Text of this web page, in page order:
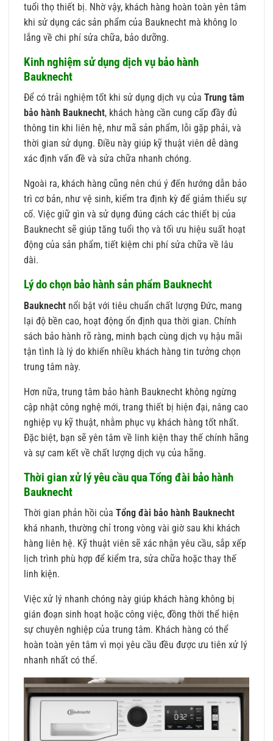
tuổi thọ thiết bị. Nhờ vậy, khách hàng hoàn toàn yên tâm
khi sử dụng các sản phẩm của Bauknecht mà không lo
lắng về chi phí sửa chữa, bảo dưỡng.
Kinh nghiệm sử dụng dịch vụ bảo hành
Bauknecht
Để có trải nghiệm tốt khi sử dụng dịch vụ của Trung tâm
bảo hành Bauknecht, khách hàng cần cung cấp đầy đủ
thông tin khi liên hệ, như mã sản phẩm, lỗi gặp phải, và
thời gian sử dụng. Điều này giúp kỹ thuật viên dễ dàng
xác định vấn đề và sửa chữa nhanh chóng.
Ngoài ra, khách hàng cũng nên chú ý đến hướng dẫn bảo
trì cơ bản, như vệ sinh, kiểm tra định kỳ để giảm thiểu sự
cố. Việc giữ gìn và sử dụng đúng cách các thiết bị của
Bauknecht sẽ giúp tăng tuổi thọ và tối ưu hiệu suất hoạt
động của sản phẩm, tiết kiệm chi phí sửa chữa về lâu
dài.
Lý do chọn bảo hành sản phẩm Bauknecht
Bauknecht nổi bật với tiêu chuẩn chất lượng Đức, mang
lại độ bền cao, hoạt động ổn định qua thời gian. Chính
sách bảo hành rõ ràng, minh bạch cùng dịch vụ hậu mãi
tận tình là lý do khiến nhiều khách hàng tin tưởng chọn
trung tâm này.
Hơn nữa, trung tâm bảo hành Bauknecht không ngừng
cập nhật công nghệ mới, trang thiết bị hiện đại, nâng cao
nghiệp vụ kỹ thuật, nhằm phục vụ khách hàng tốt nhất.
Đặc biệt, bạn sẽ yên tâm về linh kiện thay thế chính hãng
và sự cam kết về chất lượng dịch vụ của hãng.
Thời gian xử lý yêu cầu qua Tổng đài bảo hành
Bauknecht
Thời gian phản hồi của Tổng đài bảo hành Bauknecht
khá nhanh, thường chỉ trong vòng vài giờ sau khi khách
hàng liên hệ. Kỹ thuật viên sẽ xác nhận yêu cầu, sắp xếp
lịch trình phù hợp để kiểm tra, sửa chữa hoặc thay thế
linh kiện.
Việc xử lý nhanh chóng này giúp khách hàng không bị
gián đoạn sinh hoạt hoặc công việc, đồng thời thể hiện
sự chuyên nghiệp của trung tâm. Khách hàng có thể
hoàn toàn yên tâm vì mọi yêu cầu đều được ưu tiên xử lý
nhanh nhất có thể.